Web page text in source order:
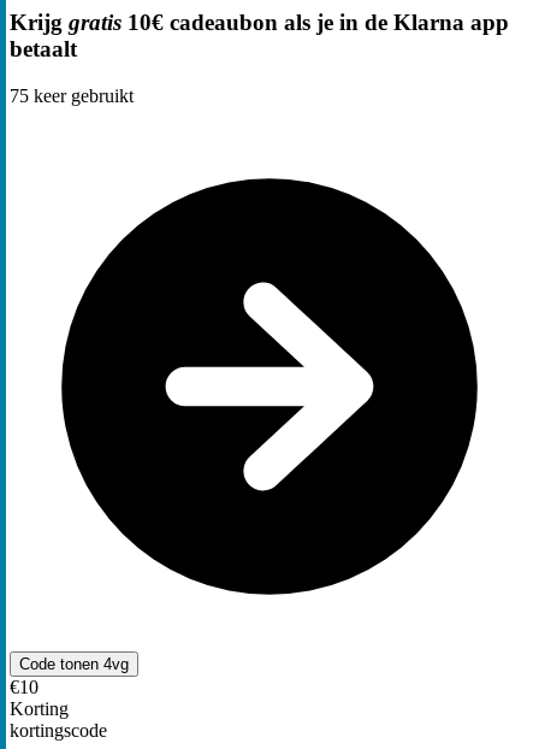
Krijg gratis 10€ cadeaubon als je in de Klarna app
betaalt
75 keer gebruikt
Code tonen 4vg
€10
Korting
kortingscode